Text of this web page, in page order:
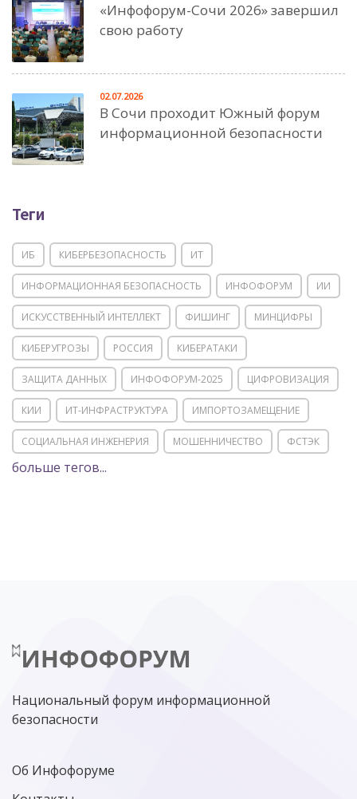
«Инфофорум-Сочи 2026» завершил
свою работу
В Сочи проходит Южный форум
информационной безопасности
02.07.2026
Теги
ИБ КИБЕРБЕЗОПАСНОСТЬ ИТ
ИНФОРМАЦИОННАЯ БЕЗОПАСНОСТЬ ИНФОФОРУМ ИИ
ИСКУССТВЕННЫЙ ИНТЕЛЛЕКТ ФИШИНГ МИНЦИФРЫ
КИБЕРУГРОЗЫ РОССИЯ КИБЕРАТАКИ
ЗАЩИТА ДАННЫХ ИНФОФОРУМ-2025 ЦИФРОВИЗАЦИЯ
КИИ ИТ-ИНФРАСТРУКТУРА ИМПОРТОЗАМЕЩЕНИЕ
СОЦИАЛЬНАЯ ИНЖЕНЕРИЯ МОШЕННИЧЕСТВО ФСТЭК
POSITIVE TECHNOLOGIES
МИНЦИФРЫ РОССИИ NGFW
больше тегов...
Национальный форум информационной
безопасности
Об Инфофоруме